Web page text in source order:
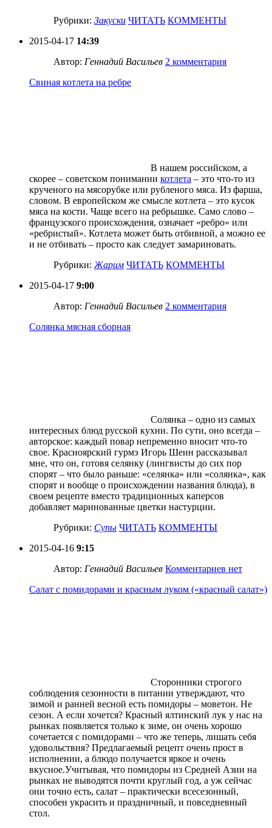
Рубрики: Закуски ЧИТАТЬ КОММЕНТЫ
2015-04-17 14:39
Автор: Геннадий Васильев 2 комментария
Свиная котлета на ребре
В нашем российском, а
скорее – советском понимании котлета – это что-то из
крученого на мясорубке или рубленого мяса. Из фарша,
словом. В европейском же смысле котлета – это кусок
мяса на кости. Чаще всего на ребрышке. Само слово –
французского происхождения, означает «ребро» или
«ребристый». Котлета может быть отбивной, а можно ее
и не отбивать – просто как следует замариновать.
Рубрики: Жарим ЧИТАТЬ КОММЕНТЫ
2015-04-17 9:00
Автор: Геннадий Васильев 2 комментария
Солянка мясная сборная
Солянка – одно из самых
интересных блюд русской кухни. По сути, оно всегда –
авторское: каждый повар непременно вносит что-то
свое. Красноярский гурмэ Игорь Шеин рассказывал
мне, что он, готовя селянку (лингвисты до сих пор
спорят – что было раньше: «селянка» или «солянка», как
спорят и вообще о происхождении названия блюда), в
своем рецепте вместо традиционных каперсов
добавляет маринованные цветки настурции.
Рубрики: Супы ЧИТАТЬ КОММЕНТЫ
2015-04-16 9:15
Автор: Геннадий Васильев Комментариев нет
Салат с помидорами и красным луком («красный салат»)
Сторонники строгого
соблюдения сезонности в питании утверждают, что
зимой и ранней весной есть помидоры – моветон. Не
сезон. А если хочется? Красный ялтинский лук у нас на
рынках появляется только к зиме, он очень хорошо
сочетается с помидорами – что же теперь, лишать себя
удовольствия? Предлагаемый рецепт очень прост в
исполнении, а блюдо получается яркое и очень
вкусное.Учитывая, что помидоры из Средней Азии на
рынках не выводятся почти круглый год, а уж сейчас
они точно есть, салат – практически всесезонный,
способен украсить и праздничный, и повседневный
стол.